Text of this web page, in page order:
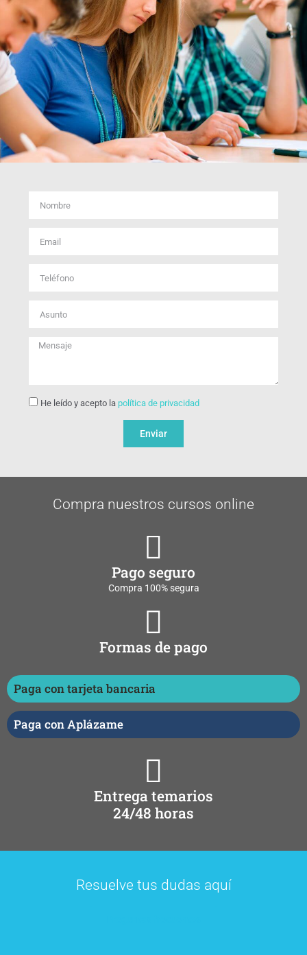
He leído y acepto la política de privacidad
Enviar
Compra nuestros cursos online
Pago seguro
Compra 100% segura
Formas de pago
Paga con tarjeta bancaria
Paga con Aplázame
Entrega temarios
24/48 horas
Resuelve tus dudas aquí